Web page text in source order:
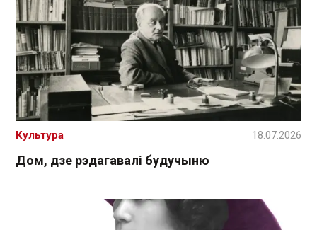
Дом, дзе рэдагавалі будучыню
Культура 18.07.2026